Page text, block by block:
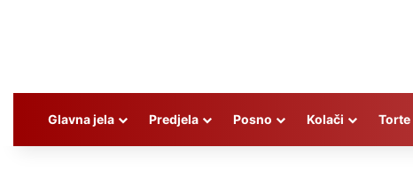
Glavna jela Predjela Posno Kolači Torte